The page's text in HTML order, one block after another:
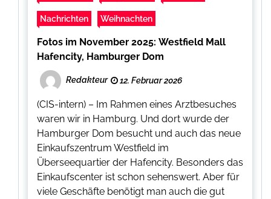
Nachrichten Weihnachten
Fotos im November 2025: Westfield Mall
Hafencity, Hamburger Dom
Redakteur 12. Februar 2026
(CIS-intern) – Im Rahmen eines Arztbesuches
waren wir in Hamburg. Und dort wurde der
Hamburger Dom besucht und auch das neue
Einkaufszentrum Westfield im
Überseequartier der Hafencity. Besonders das
Einkaufscenter ist schon sehenswert. Aber für
viele Geschäfte benötigt man auch die gut